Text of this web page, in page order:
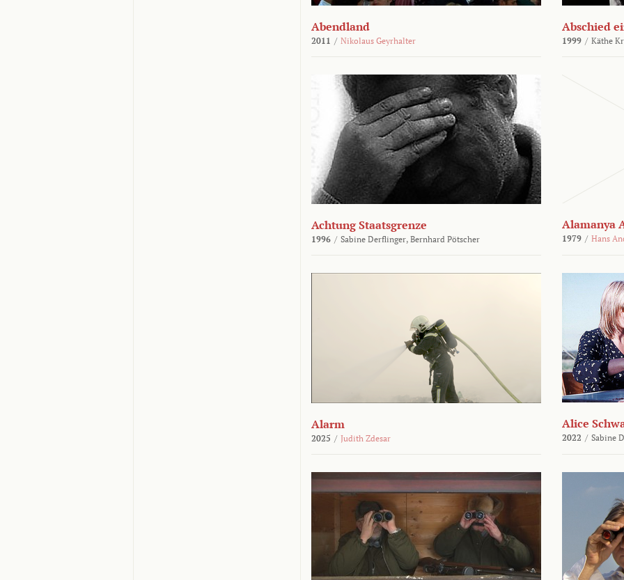
Abendland
2011 / Nikolaus Geyrhalter
Abschied
1999 / Käthe
Achtung Staatsgrenze
1996 / Sabine Derflinger, Bernhard Pötscher
Alamanya
1979 / Hans
Alarm
2025 / Judith Zdesar
Alice
2022 / Sabine